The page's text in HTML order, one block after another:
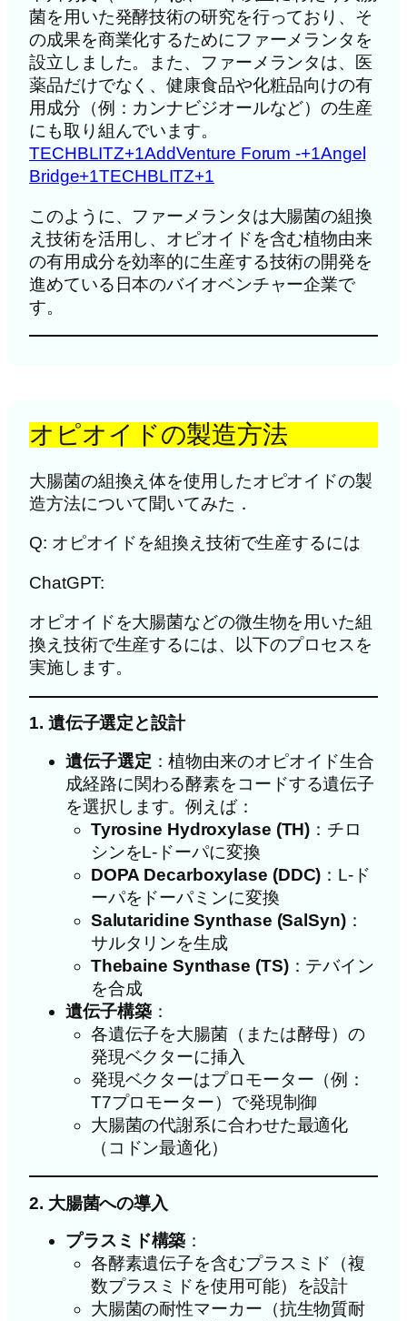
菌を用いた発酵技術の研究を行っており、そ
の成果を商業化するためにファーメランタを
設立しました。また、ファーメランタは、医
薬品だけでなく、健康食品や化粧品向けの有
用成分（例：カンナビジオールなど）の生産
にも取り組んでいます。
TECHBLITZ+1AddVenture Forum -+1Angel
Bridge+1TECHBLITZ+1
このように、ファーメランタは大腸菌の組換
え技術を活用し、オピオイドを含む植物由来
の有用成分を効率的に生産する技術の開発を
進めている日本のバイオベンチャー企業で
す。
オピオイドの製造方法
大腸菌の組換え体を使用したオピオイドの製
造方法について聞いてみた．
Q: オピオイドを組換え技術で生産するには
ChatGPT:
オピオイドを大腸菌などの微生物を用いた組
換え技術で生産するには、以下のプロセスを
実施します。
1. 遺伝子選定と設計
遺伝子選定 ：植物由来のオピオイド生合
成経路に関わる酵素をコードする遺伝子
を選択します。例えば：
Tyrosine Hydroxylase (TH) ：チロ
シンをL-ドーパに変換
DOPA Decarboxylase (DDC) ：L-ド
ーパをドーパミンに変換
Salutaridine Synthase (SalSyn)：
サルタリンを生成
Thebaine Synthase (TS)：テバイン
を合成
遺伝子構築：
各遺伝子を大腸菌（または酵母）の
発現ベクターに挿入
発現ベクターはプロモーター（例：
T7プロモーター）で発現制御
大腸菌の代謝系に合わせた最適化
（コドン最適化）
2. 大腸菌への導入
プラスミド構築 ：
各酵素遺伝子を含むプラスミド（複
数プラスミドを使用可能）を設計
大腸菌の耐性マーカー（抗生物質耐